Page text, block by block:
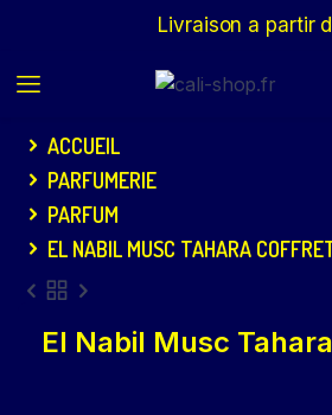
Livraison a partir
ACCUEIL
PARFUMERIE
PARFUM
EL NABIL MUSC TAHARA
El Nabil Musc